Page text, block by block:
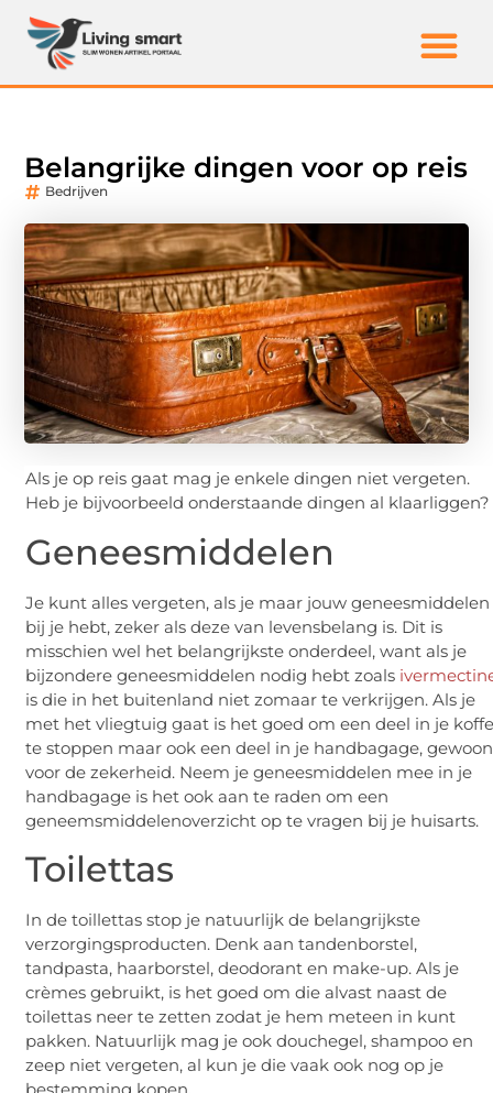
Belangrijke dingen voor op reis
Bedrijven
Als je op reis gaat mag je enkele dingen niet vergeten.
Heb je bijvoorbeeld onderstaande dingen al klaarliggen?
Geneesmiddelen
Je kunt alles vergeten, als je maar jouw geneesmiddelen
bij je hebt, zeker als deze van levensbelang is. Dit is
misschien wel het belangrijkste onderdeel, want als je
bijzondere geneesmiddelen nodig hebt zoals
is die in het buitenland niet zomaar te verkrijgen. Als je
met het vliegtuig gaat is het goed om een deel in je
te stoppen maar ook een deel in je handbagage, gewoon
voor de zekerheid. Neem je geneesmiddelen mee in je
handbagage is het ook aan te raden om een
geneemsmiddelenoverzicht op te vragen bij je huisarts.
Toilettas
In de toillettas stop je natuurlijk de belangrijkste
verzorgingsproducten. Denk aan tandenborstel,
tandpasta, haarborstel, deodorant en make-up. Als je
crèmes gebruikt, is het goed om die alvast naast de
toilettas neer te zetten zodat je hem meteen in kunt
pakken. Natuurlijk mag je ook douchegel, shampoo en
zeep niet vergeten, al kun je die vaak ook nog op je